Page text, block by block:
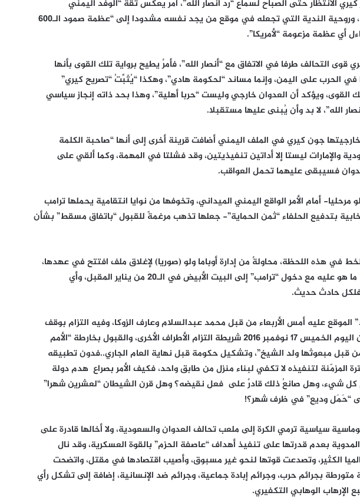
الانتظار حتى الصباح لسماع “رد أنصار الله”، أمرٌ يعكس ثقة “الوفد اليمني
المفاوض” بخياراته، وروحية الندية التي تجعله في موقع من يجد نفسه مشدودا إلى “عظمة صمود الـ600
أي عظمة مزعومة “لأمريكا”.
قوى التحالف طرفا في الاتفاق مع “أنصار الله”، فأمرٌ يطيح برواية تلك القوى بأنها
الحرب على اليمن، وإنما مساند “لحكومة هادي”، وهكذا “يُثبِّتُ “تصريح كيري”
القوى، ويؤكد أن العدوان خارجي وليست “حربا أهلية”، وهذا بحد ذاته إنجاز سياسي
الله”، لا بد وأن يُبنى عليها مستقبلا.
خارجيتها جون كيري في الملف اليمني أضافت قرينة أخرى إلى أنها “صاحبة الكلمة
والإمارات ليستا إلا أداتين تنفيذيتين، وقد فشلتا في المهمة، وكما ألقي على
فسيبقى عليهما تحمل العواقب.
أمام الأمر الواقع اليمني الميداني، وتخوفها من نوايا انتقامية يحملها ترامب
بتدفيع الحلفاء “ثمن الحماية”- جعلها تذهب مرغمةً للقبول “باتفاق مسقط” بشأن
في هذه اللحظة، محاولةٌ من إدارة أوباما ولو (صوريا) لإغلاق ملف افتتح في عهدها،
حتى لا يبقى على ما هو عليه مع دخول “ترامب” إلى البيت الأبيض في الـ20 من يناير المقبل، وأي
حادث حديث.
عليه أمس الأربعاء من قبل محمد عبدالسلام وعارف الزوكا، وفيه التزام بوقف
إطلاق النار بدءا من اليوم الخميس 17 نوفمبر 2016 شريطة التزام الأطراف الأخرى، والقبول بخارطة “الأمم
قبل مبعوثها ولد الشيخ”، وتشكيل حكومة قبل نهاية العام الجاري..فدون تطبيقه
المزمّنة لتنفيذه لا تكفي لبناء منزل من طابق واحد، فكيف الأمر بصراع هدم دولة
شيء، وهل صانعُ ذلك قادرٌ على فعل نقيضه؟ وهل قرن الشيطان “لعشرين شهرا”
“حَمَل وديع” في ظرف شهر؟!
سياسية ترمي الكرة إلى ملعب تحالف العدوان والسعودية، ولا أخالها قادرة على
بعدم قدرتها على تنفيذ أهداف “عاصفة الحزم” بالقوة العسكرية، وقد نال
الكثير، وتصدعت قوتها لنحو غير مسبوق، وأصيب اقتصادها في مقتل، واتضحت
متورطة بجرائم حرب، وجرائم إبادة جماعية، وجرائم ضد الإنسانية، إضافة إلى تشكل رأي
الإرهاب الوهابي التكفيري.